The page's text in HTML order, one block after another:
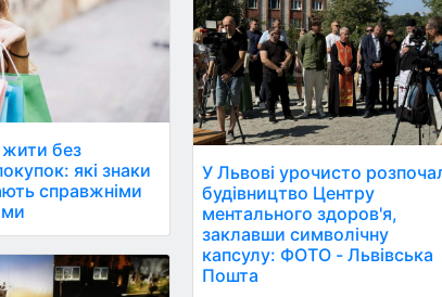
без
які знаки
справжніми
У Львові урочисто
будівництво Центру
ментального здоров'я,
заклавши символічну
капсулу: ФОТО - Львівська
Пошта